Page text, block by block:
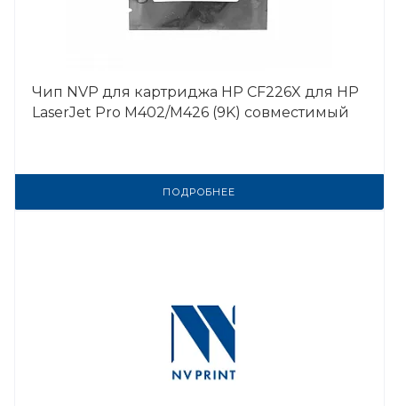
Чип NVP для картриджа HP CF226X для HP
LaserJet Pro M402/M426 (9K) совместимый
ПОДРОБНЕЕ